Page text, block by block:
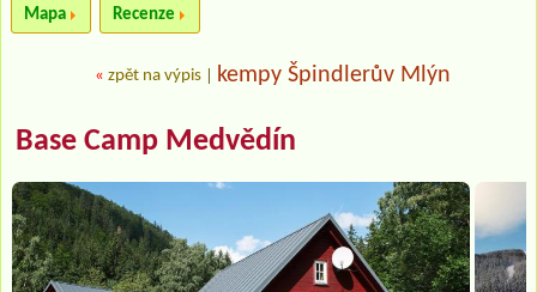
Mapa Recenze
« zpět na výpis kempy Špindlerův Mlýn
Base Camp Medvědín